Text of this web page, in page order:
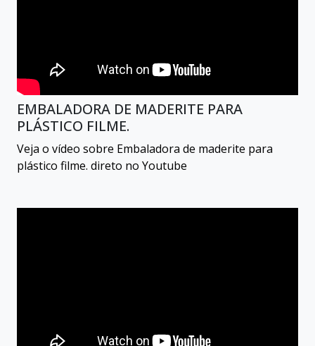
EMBALADORA DE MADERITE PARA
PLÁSTICO FILME.
Veja o vídeo sobre Embaladora de maderite para
plástico filme. direto no Youtube